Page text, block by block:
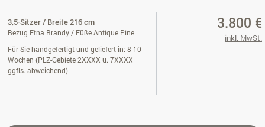
3,5-Sitzer / Breite 216 cm
Bezug Etna Brandy / Füße Antique Pine
Für Sie handgefertigt und geliefert in: 8-10
Wochen (PLZ-Gebiete 2XXXX u. 7XXXX
ggfls. abweichend)
3.800 €
inkl. MwSt.